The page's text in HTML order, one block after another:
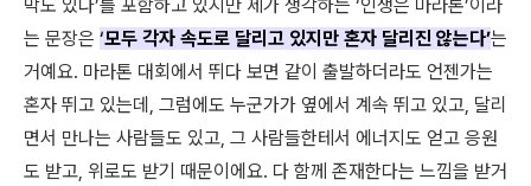
막도 있다’를 포함하고 있지만 제가 생각하는 ‘인생은 마라톤’이라
는 문장은 ‘모두 각자 속도로 달리고 있지만 혼자 달리진 않는다’는
거예요. 마라톤 대회에서 뛰다 보면 같이 출발하더라도 언젠가는
혼자 뛰고 있는데, 그럼에도 누군가가 옆에서 계속 뛰고 있고, 달리
면서 만나는 사람들도 있고, 그 사람들한테서 에너지도 얻고 응원
도 받고, 위로도 받기 때문이에요. 다 함께 존재한다는 느낌을 받거